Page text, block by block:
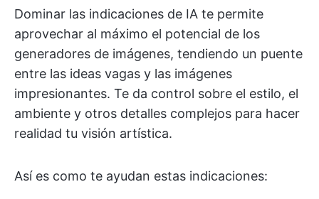
Dominar las indicaciones de IA te permite
aprovechar al máximo el potencial de los
generadores de imágenes, tendiendo un puente
entre las ideas vagas y las imágenes
impresionantes. Te da control sobre el estilo, el
ambiente y otros detalles complejos para hacer
realidad tu visión artística.
Así es como te ayudan estas indicaciones: